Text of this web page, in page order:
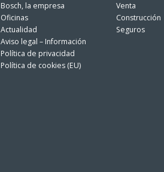
Bosch, la empresa
Oficinas
Actualidad
Aviso legal – Información
Política de privacidad
Política de cookies (EU)
Venta
Construcción
Seguros